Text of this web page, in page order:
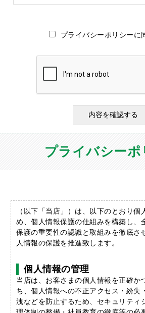
プライバシーポリシーに
プライバシーポ
（以下「当店」）は、以下のとおり個
め、個人情報保護の仕組みを構築し、
保護の重要性の認識と取組みを徹底さ
人情報の保護を推進致します。
個人情報の管理
当店は、お客さまの個人情報を正確か
ち、個人情報への不正アクセス・紛失
洩などを防止するため、セキュリティ